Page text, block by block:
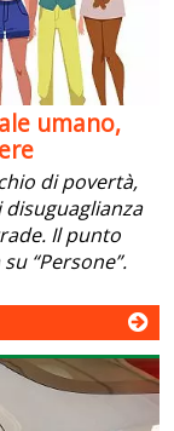
umano,
di povertà,
Il punto
“Persone”.